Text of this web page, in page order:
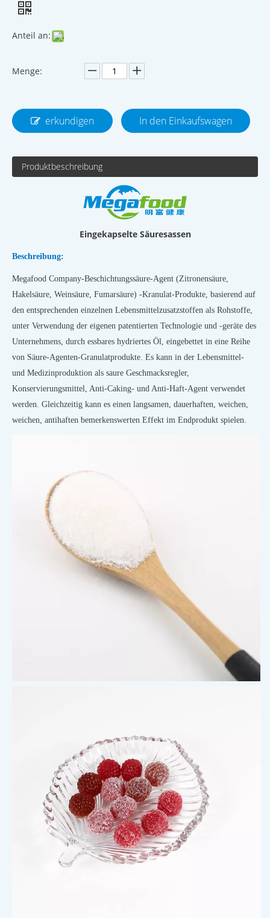
Anteil an:
Menge:
erkundigen In den Einkaufswagen
Produktbeschreibung
Eingekapselte Säuresassen
Beschreibung:
Megafood Company-Beschichtungssäure-Agent (Zitronensäure,
Hakelsäure, Weinsäure, Fumarsäure) -Kranulat-Produkte, basierend auf
den entsprechenden einzelnen Lebensmittelzusatzstoffen als Rohstoffe,
unter Verwendung der eigenen patentierten Technologie und -geräte des
Unternehmens, durch essbares hydriertes Öl, eingebettet in eine Reihe
von Säure-Agenten-Granulatprodukte. Es kann in der Lebensmittel-
und Medizinproduktion als saure Geschmacksregler,
Konservierungsmittel, Anti-Caking- und Anti-Haft-Agent verwendet
werden. Gleichzeitig kann es einen langsamen, dauerhaften, weichen,
weichen, antihaften bemerkenswerten Effekt im Endprodukt spielen.